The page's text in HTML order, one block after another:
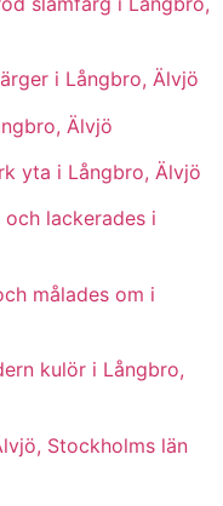
i Långbro, Älvjö
Älvjö
yta i Långbro, Älvjö
lackerades i
målades om i
kulör i Långbro,
Stockholms län